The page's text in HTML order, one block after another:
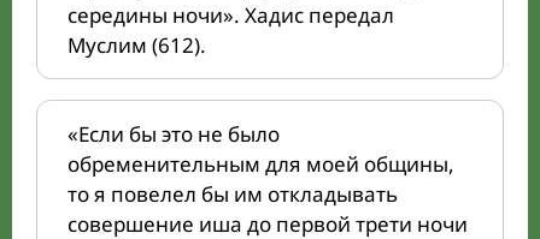
середины ночи». Хадис передал
Муслим (612).
«Если бы это не было
обременительным для моей общины,
то я повелел бы им откладывать
совершение иша до первой трети ночи